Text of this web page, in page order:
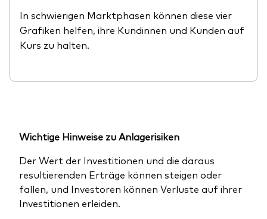
In schwierigen Marktphasen können diese vier
Grafiken helfen, ihre Kundinnen und Kunden auf
Kurs zu halten.
Wichtige Hinweise zu Anlagerisiken
Der Wert der Investitionen und die daraus
resultierenden Erträge können steigen oder
fallen, und Investoren können Verluste auf ihrer
Investitionen erleiden.